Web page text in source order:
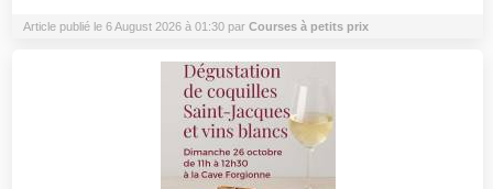
Article publié le 6 August 2026 à 01:30 par Courses à petits prix